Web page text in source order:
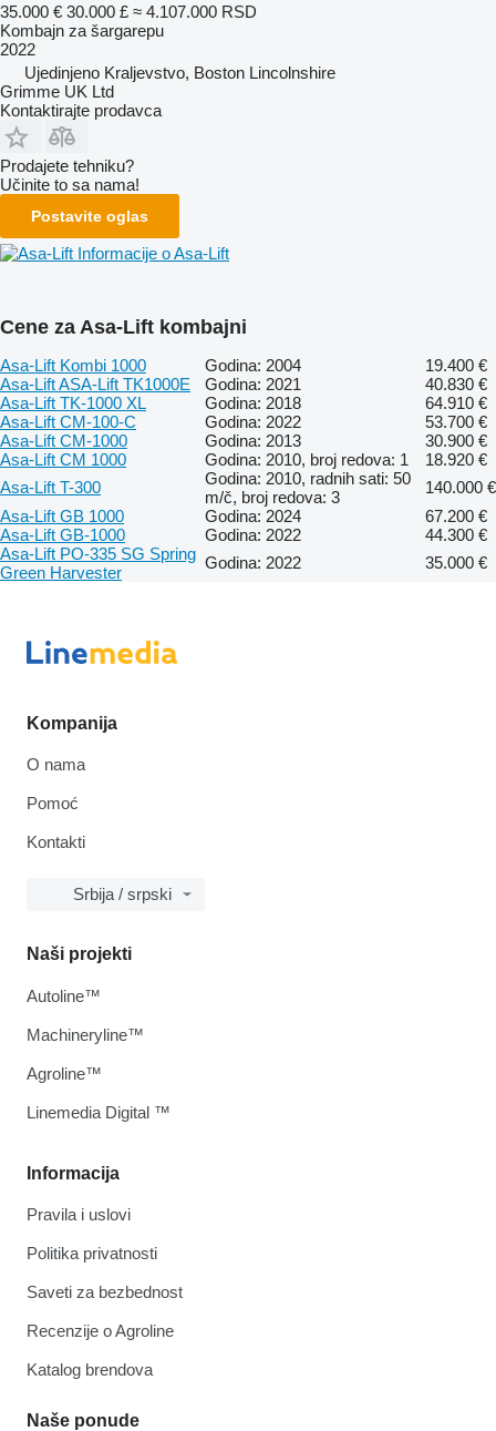
35.000 € 30.000 £ ≈ 4.107.000 RSD
Kombajn za šargarepu
2022
Ujedinjeno Kraljevstvo, Boston Lincolnshire
Grimme UK Ltd
Kontaktirajte prodavca
Prodajete tehniku?
Učinite to sa nama!
Postavite oglas
Informacije o Asa-Lift
Cene za Asa-Lift kombajni
Asa-Lift Kombi 1000 Godina: 2004
19.400 €
Asa-Lift ASA-Lift TK1000E
Godina: 2021
40.830 €
Asa-Lift TK-1000 XL
Godina: 2018
64.910 €
Asa-Lift CM-100-C
Godina: 2022
53.700 €
Asa-Lift CM-1000
Godina: 2013
30.900 €
Asa-Lift CM 1000
Godina: 2010, broj redova: 1
18.920 €
Asa-Lift T-300
Godina: 2010, radnih sati: 50
m/č, broj redova: 3
140.000 €
Asa-Lift GB 1000
Godina: 2024
67.200 €
Asa-Lift GB-1000
Godina: 2022
44.300 €
Asa-Lift PO-335 SG Spring
Green Harvester
Godina: 2022 35.000 €
Kompanija
O nama
Pomoć
Kontakti
Srbija / srpski
Informacija
Pravila i uslovi
Politika privatnosti
Saveti za bezbednost
Recenzije o Agroline
Katalog brendova
Naše ponude
Naši projekti
Autoline™
Machineryline™
Agroline™
Linemedia Digital ™